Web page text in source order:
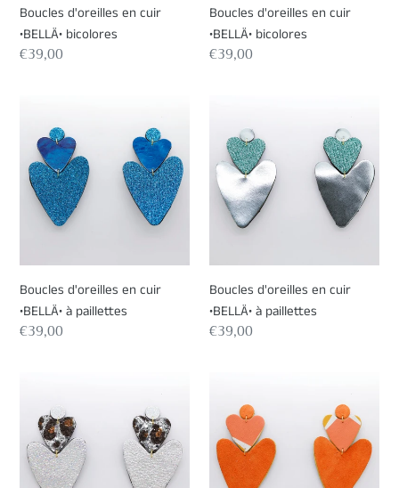
Boucles d'oreilles en cuir
•BELLÄ• bicolores
Prix
€39,00
Boucles d'oreilles en cuir
•BELLÄ• bicolores
Prix
€39,00
d'oreilles
cuir
•BELLÄ•
paillettes
Boucles d'oreilles en cuir
•BELLÄ• à paillettes
Prix
€39,00
d'oreilles
cuir
•BELLÄ•
paillettes
Boucles d'oreilles en cuir
•BELLÄ• à paillettes
Prix
€39,00
d'oreilles
cuir
•BELLÄ•
d'oreilles
en
cuir
•BELLÄ•